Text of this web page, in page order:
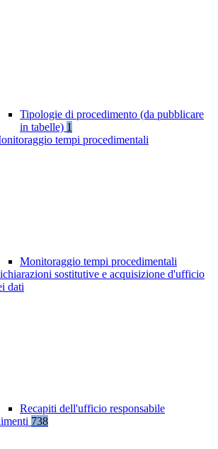
Tipologie di procedimento (da pubblicare
in tabelle) 1
tempi procedimentali
Monitoraggio tempi procedimentali
sostitutive e acquisizione d'ufficio
dati
Recapiti dell'ufficio responsabile
738